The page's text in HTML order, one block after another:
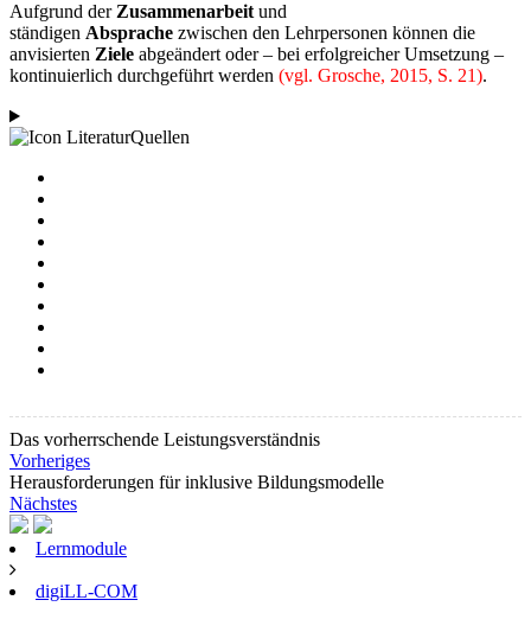
Aufgrund der Zusammenarbeit und
ständigen Absprache zwischen den Lehrpersonen können die
anvisierten Ziele abgeändert oder – bei erfolgreicher Umsetzung –
kontinuierlich durchgeführt werden (vgl. Grosche, 2015, S. 21).
Quellen
Das vorherrschende Leistungsverständnis
Vorheriges
Herausforderungen für inklusive Bildungsmodelle
Nächstes
Lernmodule
digiLL-COM